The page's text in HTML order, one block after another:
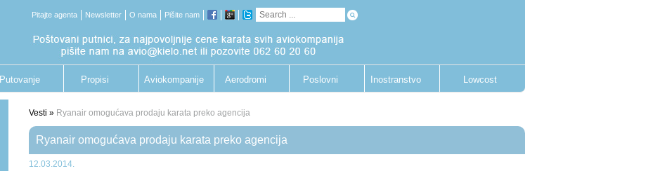
Pitajte agenta Newsletter O nama Pišite nam
Putovanje Propisi Aviokompanije Aerodromi Poslovni Inostranstvo Lowcost
Vesti » Ryanair omogućava prodaju karata preko agencija
Ryanair omogućava prodaju karata preko agencija
12.03.2014.